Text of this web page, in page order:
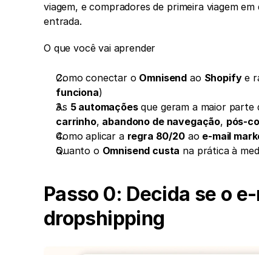
viagem, e compradores de primeira viagem
entrada.
O que você vai aprender
Como conectar o Omnisend ao Shopify e
funciona)
As 5 automações que geram a maior parte
carrinho, abandono de navegação, pós-
Como aplicar a regra 80/20 ao e-mail
Quanto o Omnisend custa na prática à
Passo 0: Decida se o
dropshipping